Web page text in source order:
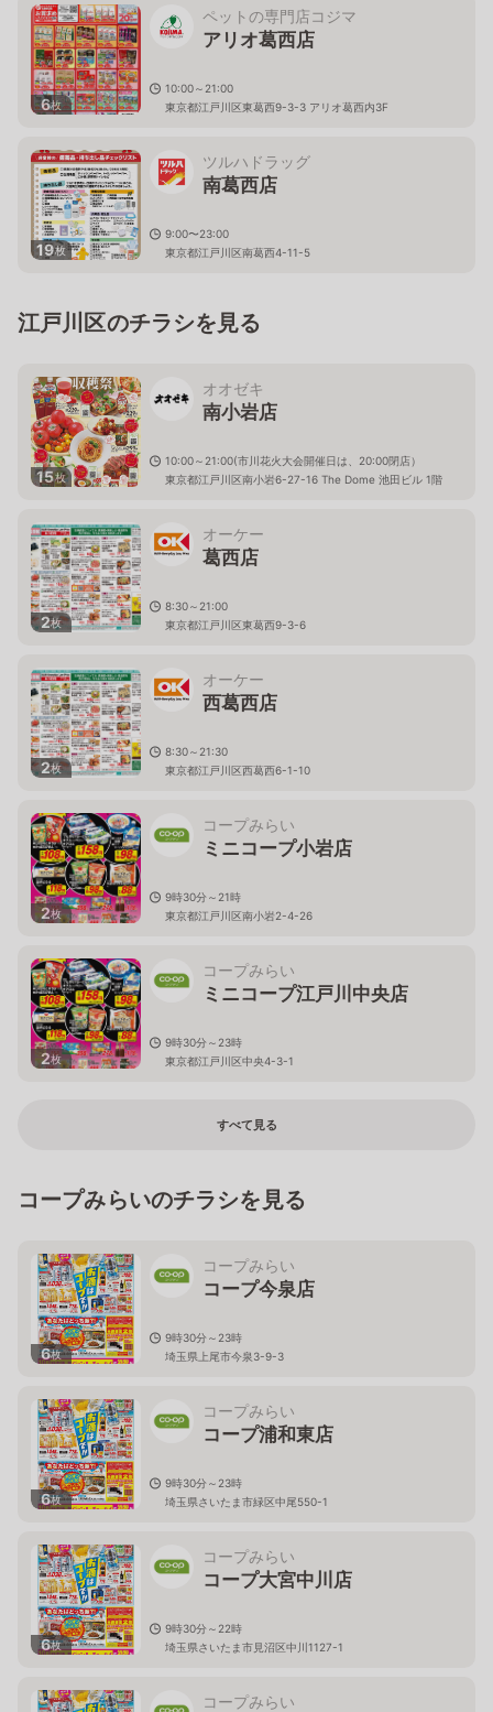
6枚
ペットの専門店コジマ
アリオ葛西店
10:00～21:00
東京都江戸川区東葛西9-3-3 アリオ葛西内3F
19枚
ツルハドラッグ
南葛西店
9:00〜23:00
東京都江戸川区南葛西4-11-5
江戸川区のチラシを見る
15枚
オオゼキ
南小岩店
10:00～21:00(市川花火大会開催日は、20:00閉店）
東京都江戸川区南小岩6-27-16 The Dome 池田ビル 1階
2枚
オーケー
葛西店
8:30～21:00
東京都江戸川区東葛西9-3-6
2枚
オーケー
西葛西店
8:30～21:30
東京都江戸川区西葛西6-1-10
2枚
コープみらい
ミニコープ小岩店
9時30分～21時
東京都江戸川区南小岩2-4-26
2枚
コープみらい
ミニコープ江戸川中央店
9時30分～23時
東京都江戸川区中央4-3-1
すべて見る
コープみらいのチラシを見る
6枚
コープみらい
コープ今泉店
9時30分～23時
埼玉県上尾市今泉3-9-3
6枚
コープみらい
コープ浦和東店
9時30分～23時
埼玉県さいたま市緑区中尾550-1
6枚
コープみらい
コープ大宮中川店
9時30分～22時
埼玉県さいたま市見沼区中川1127-1
コープみらい